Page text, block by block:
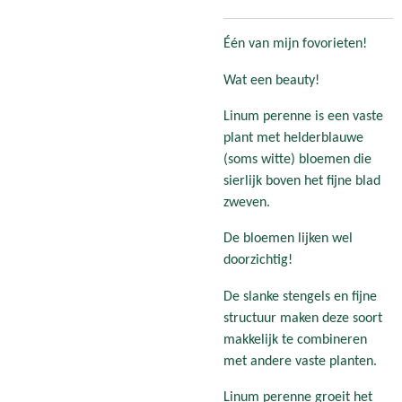
Één van mijn fovorieten!
Wat een beauty!
Linum perenne is een vaste
plant met helderblauwe
(soms witte) bloemen die
sierlijk boven het fijne blad
zweven.
De bloemen lijken wel
doorzichtig!
De slanke stengels en fijne
structuur maken deze soort
makkelijk te combineren
met andere vaste planten.
Linum perenne groeit het